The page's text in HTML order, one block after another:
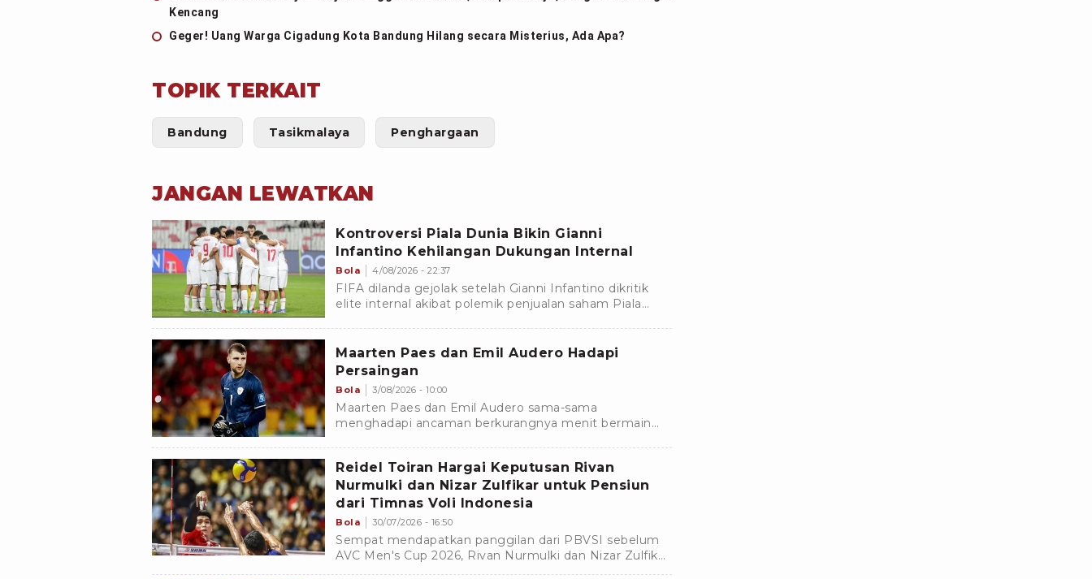
Kencang
Geger! Uang Warga Cigadung Kota Bandung Hilang secara Misterius, Ada Apa?
TOPIK TERKAIT
Bandung Tasikmalaya Penghargaan
JANGAN LEWATKAN
Kontroversi Piala Dunia Bikin Gianni
Infantino Kehilangan Dukungan Internal
Bola 4/08/2026 - 22:37
FIFA dilanda gejolak setelah Gianni Infantino dikritik
elite internal akibat polemik penjualan saham Piala
Maarten Paes dan Emil Audero Hadapi
Persaingan
Bola 3/08/2026 - 10:00
Maarten Paes dan Emil Audero sama-sama
menghadapi ancaman berkurangnya menit bermain
Reidel Toiran Hargai Keputusan Rivan
Nurmulki dan Nizar Zulfikar untuk Pensiun
dari Timnas Voli Indonesia
Bola 30/07/2026 - 16:50
Sempat mendapatkan panggilan dari PBVSI sebelum
AVC Men's Cup 2026, Rivan Nurmulki dan Nizar Zulfikar
memutuskan untuk mundur dari Timnas Voli Indonesia.